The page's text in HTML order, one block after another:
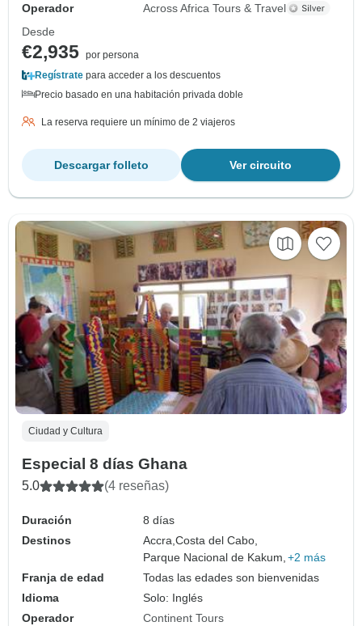
Operador
Across Africa Tours & Travel
Desde
€2,935 por persona
Regístrate para acceder a los descuentos
Precio basado en una habitación privada doble
La reserva requiere un mínimo de 2 viajeros
Ver circuito
Descargar folleto
Ciudad y Cultura
Especial 8 días Ghana
5.0 (4 reseñas)
Duración
8 días
Destinos
Accra,Costa del Cabo,
Parque Nacional de Kakum, +2 más
Franja de edad
Todas las edades son bienvenidas
Idioma
Solo: Inglés
Operador
Continent Tours